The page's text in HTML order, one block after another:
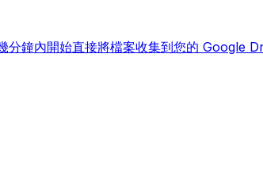
鐘內開始直接將檔案收集到您的 Google